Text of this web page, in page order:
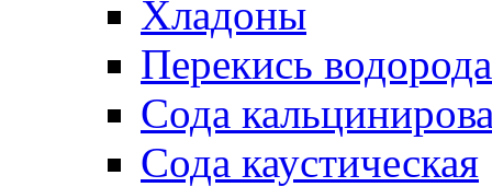
Хладоны
Перекись водорода
Сода
Сода каустическая